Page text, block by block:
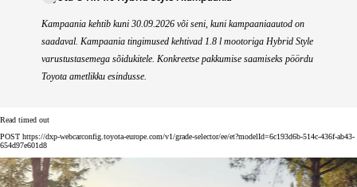
Kampaania kehtib kuni 30.09.2026 või seni, kuni kampaaniaautod on
saadaval. Kampaania tingimused kehtivad 1.8 l mootoriga Hybrid Style
varustustasemega sõidukitele. Konkreetse pakkumise saamiseks pöördu
Toyota ametlikku esindusse.
Read timed out
POST https://dxp-webcarconfig.toyota-europe.com/v1/grade-selector/ee/et?modelId=6c193d6b-514c-436f-ab43-
654d97e601d8